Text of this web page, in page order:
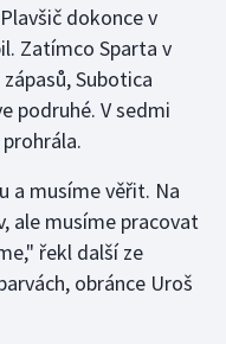
dokonce v
Zatímco Sparta v
Subotica
podruhé. V sedmi
a musíme věřit. Na
ale musíme pracovat
řekl další ze
obránce Uroš